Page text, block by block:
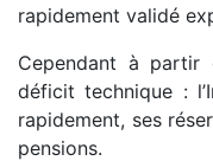
rapidement validé
Cependant à
déficit technique :
rapidement, ses
pensions.